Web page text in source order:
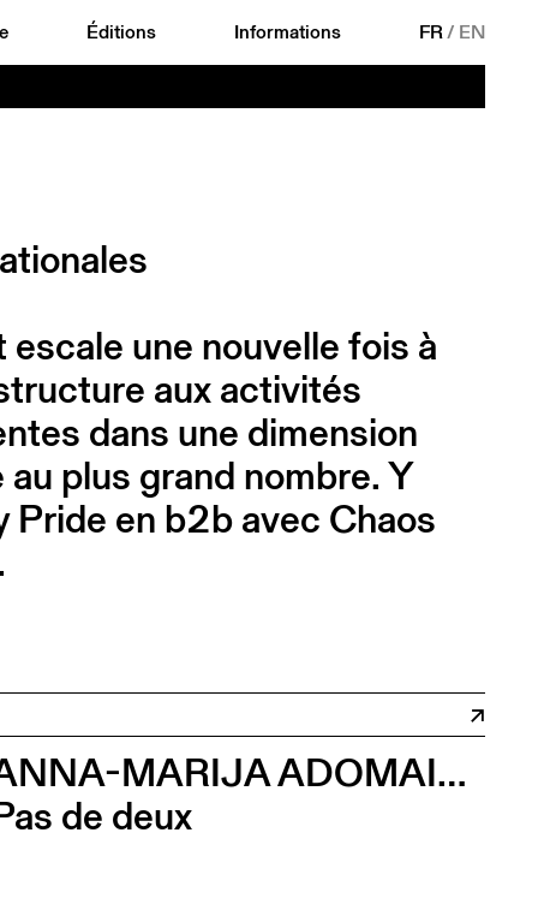
Éditions Informations FR/ EN
une nouvelle fois à
aux activités
dans une dimension
plus grand nombre. Y
Pride en b2b avec Chaos
ANNA-MARIJA ADOMAITYTÉ
de deux